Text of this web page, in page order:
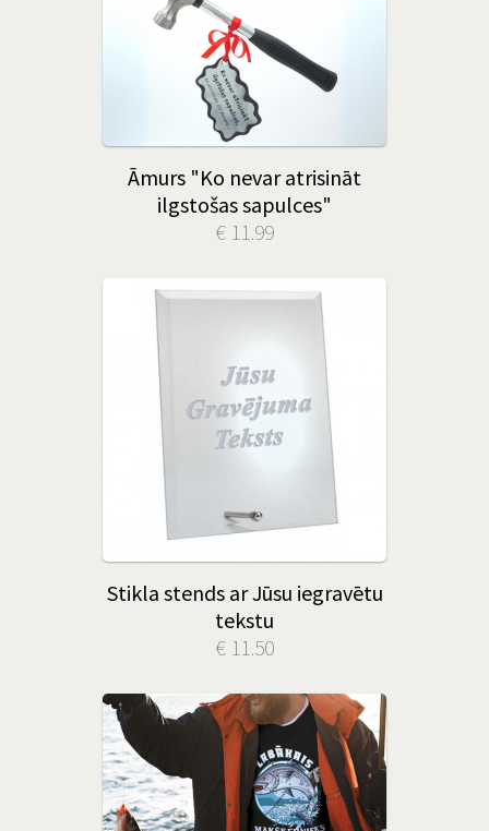
Āmurs "Ko nevar atrisināt
ilgstošas sapulces"
€ 11.99
Stikla stends ar Jūsu iegravētu
tekstu
€ 11.50